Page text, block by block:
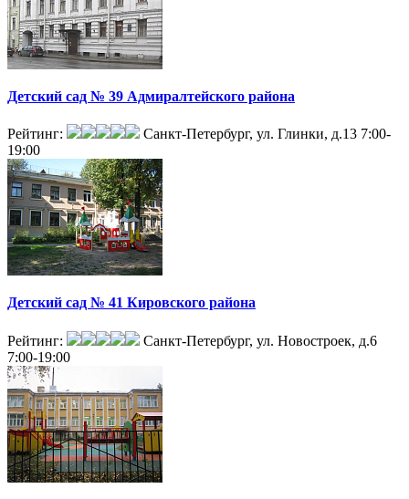
Детский сад № 39 Адмиралтейского района
Рейтинг: Санкт-Петербург, ул. Глинки, д.13 7:00-
19:00
Детский сад № 41 Кировского района
Рейтинг:
Санкт-Петербург, ул. Новостроек, д.6
7:00-19:00